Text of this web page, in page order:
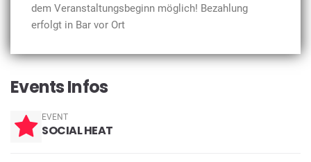
dem Veranstaltungsbeginn möglich! Bezahlung
erfolgt in Bar vor Ort
Events Infos
EVENT
SOCIAL HEAT